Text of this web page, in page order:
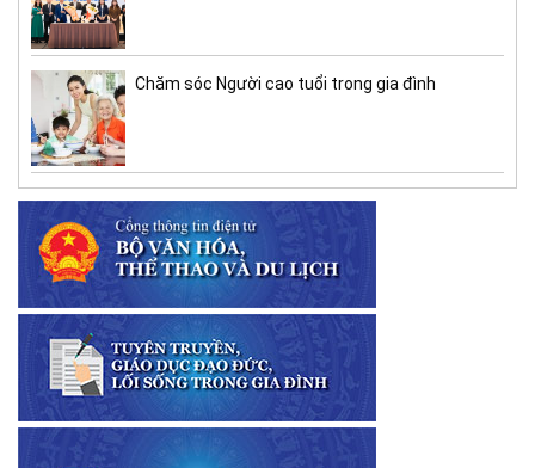
Chăm sóc Người cao tuổi trong gia đình